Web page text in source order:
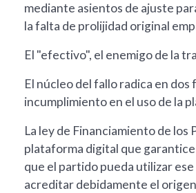
mediante asientos de ajuste
la falta de prolijidad original
El "efectivo", el enemigo de la
El núcleo del fallo radica en
incumplimiento en el uso de la
La ley de Financiamiento de
plataforma digital que
que el partido pueda utilizar
acreditar debidamente el